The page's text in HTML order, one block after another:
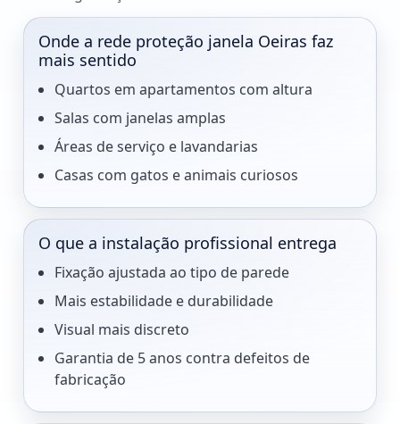
Onde a rede proteção janela Oeiras faz
mais sentido
Quartos em apartamentos com altura
Salas com janelas amplas
Áreas de serviço e lavandarias
Casas com gatos e animais curiosos
O que a instalação profissional entrega
Fixação ajustada ao tipo de parede
Mais estabilidade e durabilidade
Visual mais discreto
Garantia de 5 anos contra defeitos de
fabricação